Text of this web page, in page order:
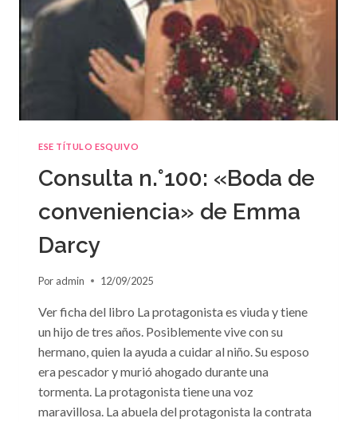
ESE TÍTULO ESQUIVO
Consulta n.°100: «Boda de
conveniencia» de Emma
Darcy
Por admin 12/09/2025
Ver ficha del libro La protagonista es viuda y tiene
un hijo de tres años. Posiblemente vive con su
hermano, quien la ayuda a cuidar al niño. Su esposo
era pescador y murió ahogado durante una
tormenta. La protagonista tiene una voz
maravillosa. La abuela del protagonista la contrata